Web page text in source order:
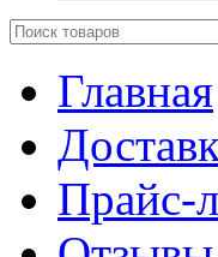
Главная
Прайс-